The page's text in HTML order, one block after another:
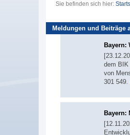
Sie befinden sich hier:
Meldungen und Beiträge
Bayern:
dem BIK
von
301 549.
Bayern: